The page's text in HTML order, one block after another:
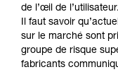
de l’œil de l’utilisateur.
Il faut savoir
sur le marché sont
groupe de risque
fabricants